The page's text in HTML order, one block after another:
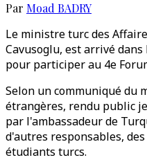
Par Moad BADRY
Le ministre turc des
Cavusoglu, est arrivé
pour participer au 4e
Selon un communiqué du
étrangères, rendu public
par l'ambassadeur de
d'autres responsables,
étudiants turcs.